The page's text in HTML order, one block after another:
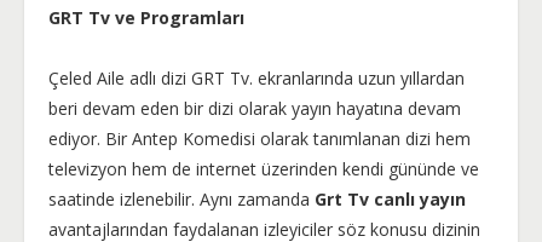
GRT Tv ve Programları
Çeled Aile adlı dizi GRT Tv. ekranlarında uzun yıllardan
beri devam eden bir dizi olarak yayın hayatına devam
ediyor. Bir Antep Komedisi olarak tanımlanan dizi hem
televizyon hem de internet üzerinden kendi gününde ve
saatinde izlenebilir. Aynı zamanda Grt Tv canlı yayın
avantajlarından faydalanan izleyiciler söz konusu dizinin